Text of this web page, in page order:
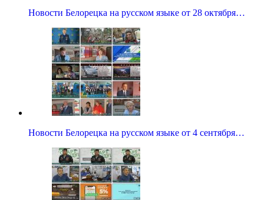
Новости Белорецка на русском языке от 28 октября…
Новости Белорецка на русском языке от 4 сентября…